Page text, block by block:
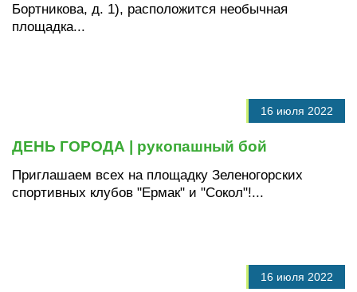
Бортникова, д. 1), расположится необычная
площадка...
16 июля 2022
ДЕНЬ ГОРОДА | рукопашный бой
Приглашаем всех на площадку Зеленогорских
спортивных клубов "Ермак" и "Сокол"!...
16 июля 2022